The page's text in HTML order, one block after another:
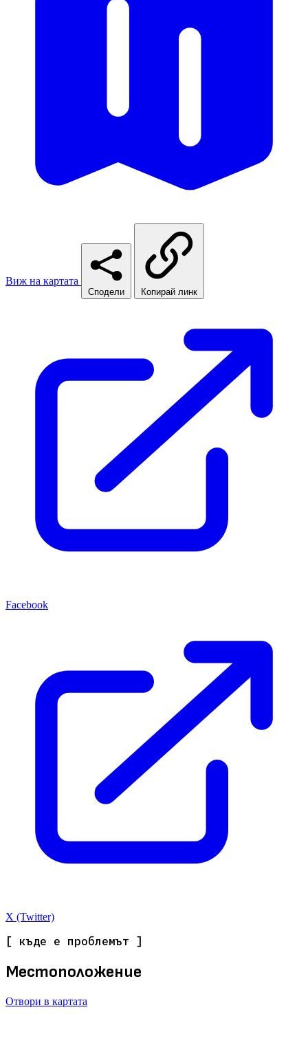
Виж на картата
Сподели Копирай линк
Facebook
X (Twitter)
[ къде е проблемът ]
Местоположение
Отвори в картата